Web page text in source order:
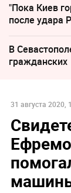
"Пока Киев
после удара
В
гражданских
31 августа 2020,